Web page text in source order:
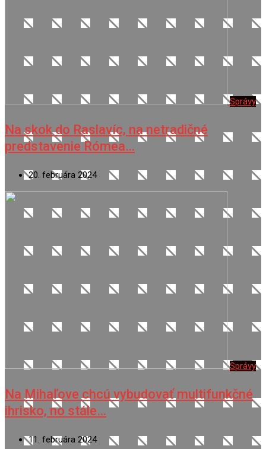
Správy
Na skok do Raslavíc, na netradičné
predstavenie Rómea…
20. februára 2024
Správy
Na Mihaľove chcú vybudovať multifunkčné
ihrisko, no stále…
11. februára 2024